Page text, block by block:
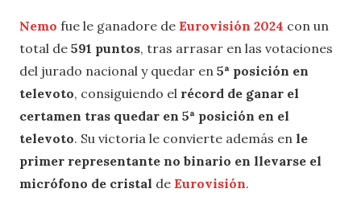
Nemo fue le ganadore de Eurovisión 2024 con un
total de 591 puntos, tras arrasar en las votaciones
del jurado nacional y quedar en 5ª posición en
televoto, consiguiendo el récord de ganar el
certamen tras quedar en 5ª posición en el
televoto. Su victoria le convierte además en le
primer representante no binario en llevarse el
micrófono de cristal de Eurovisión.